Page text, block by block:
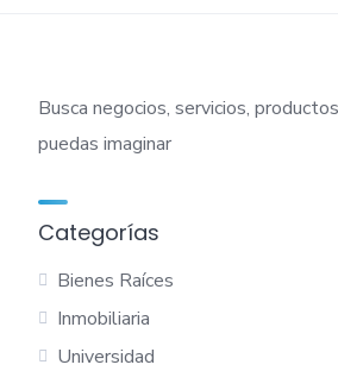
Busca negocios, servicios,
puedas imaginar
Categorías
Bienes Raíces
Inmobiliaria
Universidad